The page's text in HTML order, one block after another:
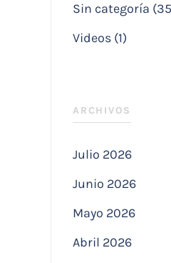
Sin categoría
Videos (1)
ARCHIVOS
Julio 2026
Junio 2026
Mayo 2026
Abril 2026